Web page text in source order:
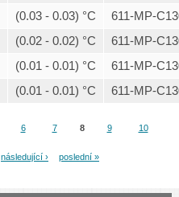
(0.03 - 0.03) °C
611-MP-
(0.02 - 0.02) °C
611-MP-
(0.01 - 0.01) °C
611-MP-
(0.01 - 0.01) °C 611-MP-
6 7 8 9 10
následující › poslední »